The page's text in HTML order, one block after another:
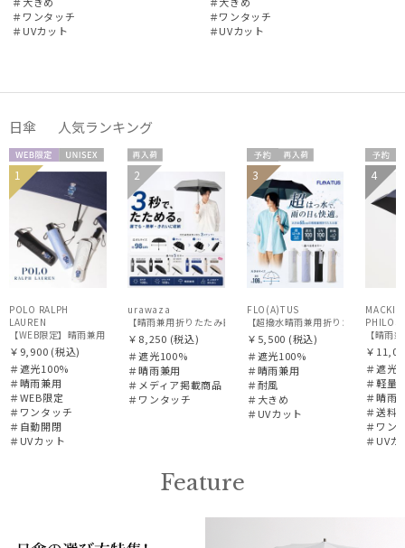
＃ワンタッチ
＃UVカット
＃ワンタッチ
＃UVカット
日傘 人気ランキング
WEB限
定
UNISE
1
POLO RALPH
LAUREN
【WEB限定】晴雨兼用自動開閉日傘 ポロ ラルフ ローレン（POLO RALPH LAUREN）ベア
￥9,900 (税込)
＃遮光100%
＃晴雨兼用
＃WEB限定
＃ワンタッチ
＃自動開閉
＃UVカット
再入
荷
メディア掲
載商品
UNISE
X
2
urawaza
￥8,250 (税込)
＃遮光100%
＃晴雨兼用
＃メディア掲載商品
＃ワンタッチ
予約 再入
荷
UNISE
X
3
FLO(A)TUS
【超撥水晴雨兼用折りたたみ日傘
￥5,500 (税込)
＃遮光100%
＃晴雨兼用
＃耐風
＃大きめ
＃UVカット
予約
送料無
料
4
￥
＃遮光
＃軽量
＃晴雨
＃送料
＃ワン
＃UVカ
Feature